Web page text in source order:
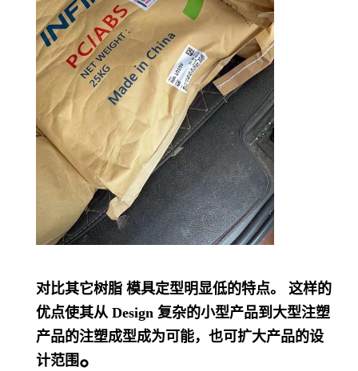
对比其它树脂 模具定型明显低的特点。 这样的
优点使其从 Design 复杂的小型产品到大型注塑
产品的注塑成型成为可能，也可扩大产品的设
计范围 。